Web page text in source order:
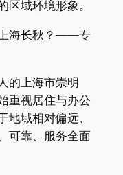
区域环境形象。
海长秋？——专
的上海市崇明
重视居住与办公
地域相对偏远、
可靠、服务全面